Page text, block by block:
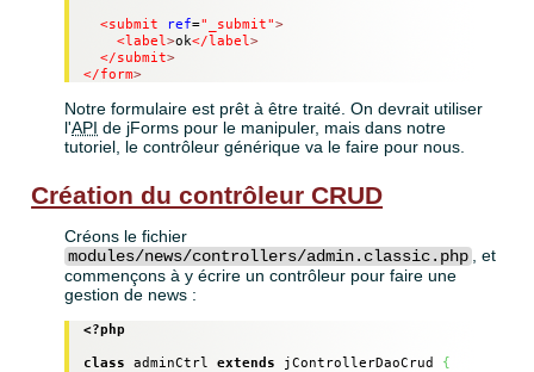
<submit
ref="_submit">
<label >ok</label >
</submit>
</form>
Notre formulaire est prêt à être traité. On devrait utiliser
l'API de jForms pour le manipuler, mais dans notre
tutoriel, le contrôleur générique va le faire pour nous.
Création du contrôleur CRUD
Créons le fichier
modules/news/controllers/admin.classic.php
, et
commençons à y écrire un contrôleur pour faire une
gestion de news :
<?php
class adminCtrl extends jControllerDaoCrud {